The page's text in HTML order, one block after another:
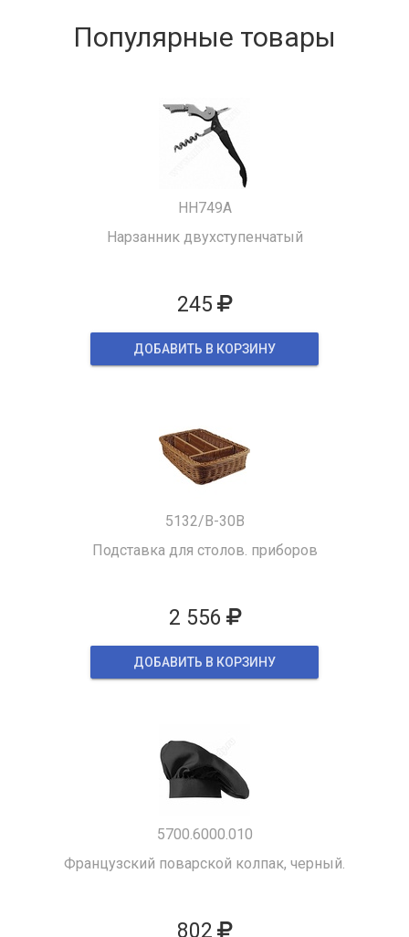
Популярные товары
HH749A
Нарзанник двухступенчатый
245
ДОБАВИТЬ В КОРЗИНУ
5132/B-30B
Подставка для столов. приборов
2 556
ДОБАВИТЬ В КОРЗИНУ
5700.6000.010
Французский поварской колпак, черный.
802